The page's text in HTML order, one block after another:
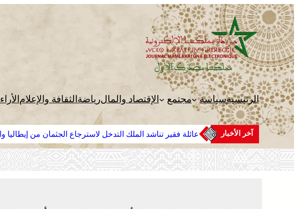
تخطى
إلى
المحتوى
الرئيسيةسياسة مجتمع الإقتصاد والمالرياضة الثقافة والإعلام
آخر الأخبار
عائلة فقير تناشد الملك التدخل لاسترجاع الجثمان من إيطاليا والدفن
بالمغرب